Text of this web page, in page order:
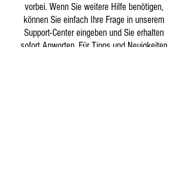
vorbei. Wenn Sie weitere Hilfe benötigen,
können Sie einfach Ihre Frage in unserem
Support-Center eingeben und Sie erhalten
sofort Anworten. Für Tipps und Neuigkeiten